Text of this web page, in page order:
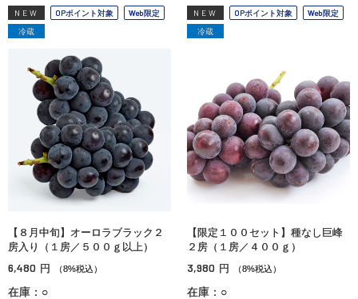
NEW OPポイント対象
Web限定
冷蔵
【８月中旬】オーロラブラック２
房入り（１房／５００ｇ以上）
6,480 円 （8%税込）
在庫：○
NEW OPポイント対象
Web限定
冷蔵
【限定１００セット】種なし巨峰
２房（１房／４００ｇ）
3,980 円 （8%税込）
在庫：○